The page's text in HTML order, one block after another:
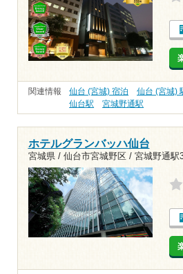
関連情報 仙台 (宮城) 宿泊 仙台 (宮城)
仙台駅
宮城野通駅
ホテルグランバッハ仙台
宮城県 / 仙台市宮城野区 / 宮城野通駅